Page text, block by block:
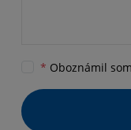
* Oboznámil